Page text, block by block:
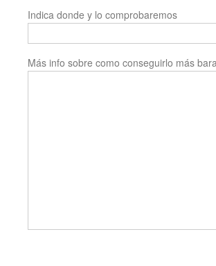
Indica donde y lo comprobaremos
Más info sobre como conseguirlo más